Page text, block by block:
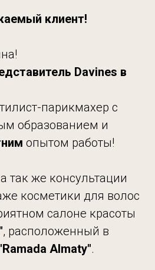
клиент!
Davines в
парикмахер с
образованием и
опытом работы!
так же консультации
косметики для волос
салоне красоты
, расположенный в
Almaty".